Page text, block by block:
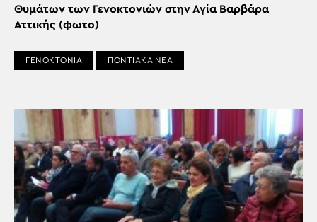
Θυμάτων των Γενοκτονιών στην Αγία Βαρβάρα
Αττικής (φωτο)
ΓΕΝΟΚΤΟΝΙΑ ΠΟΝΤΙΑΚΑ ΝΕΑ